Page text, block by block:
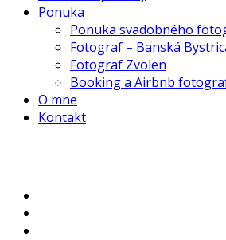
Ponuka
Ponuka svadobného
Fotograf – Banská
Fotograf Zvolen
Booking a Airbnb
O mne
Kontakt